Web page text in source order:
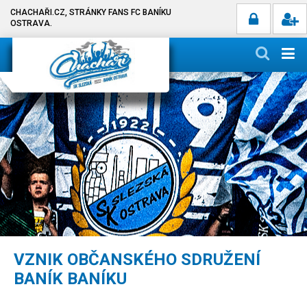
CHACHAŘI.CZ, STRÁNKY FANS FC BANÍKU
OSTRAVA.
VZNIK OBČANSKÉHO SDRUŽENÍ
BANÍK BANÍKU